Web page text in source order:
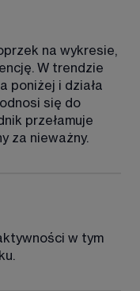
na wykresie,
W trendzie
poniżej i działa
się do
przełamuje
za nieważny.
w tym